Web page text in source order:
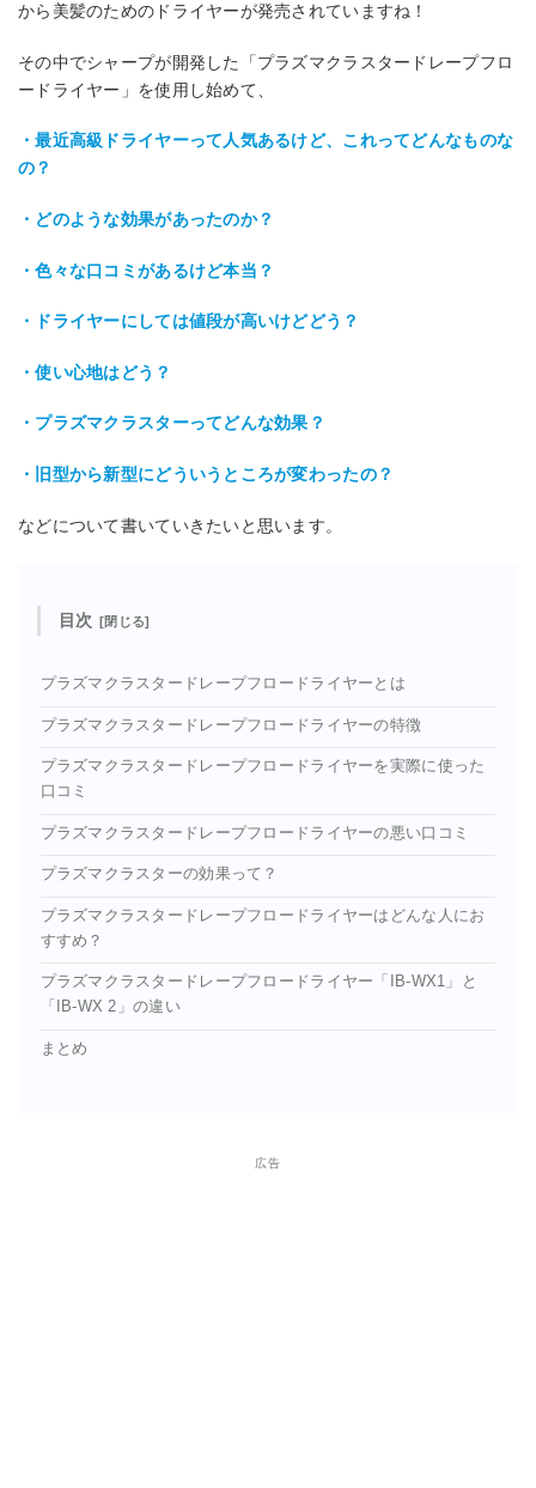
から美髪のためのドライヤーが発売されていますね！
その中でシャープが開発した「プラズマクラスタードレープフロ
ードライヤー」を使用し始めて、
・最近高級ドライヤーって人気あるけど、これってどんなものな
の？
・どのような効果があったのか？
・色々な口コミがあるけど本当？
・ドライヤーにしては値段が高いけどどう？
・使い心地はどう？
・プラズマクラスターってどんな効果？
・旧型から新型にどういうところが変わったの？
などについて書いていきたいと思います。
目次
プラズマクラスタードレープフロードライヤーとは
プラズマクラスタードレープフロードライヤーの特徴
プラズマクラスタードレープフロードライヤーを実際に使った
口コミ
プラズマクラスタードレープフロードライヤーの悪い口コミ
プラズマクラスターの効果って？
プラズマクラスタードレープフロードライヤーはどんな人にお
すすめ？
プラズマクラスタードレープフロードライヤー「IB-WX1」と
「IB-WX 2」の違い
まとめ
広告